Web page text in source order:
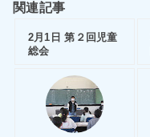
関連記事
2月1日 第２回児童
総会